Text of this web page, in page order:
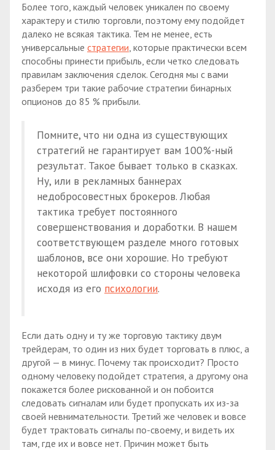
Более того, каждый человек уникален по своему
характеру и стилю торговли, поэтому ему подойдет
далеко не всякая тактика. Тем не менее, есть
универсальные стратегии, которые практически всем
способны принести прибыль, если четко следовать
правилам заключения сделок. Сегодня мы с вами
разберем три такие рабочие стратегии бинарных
опционов до 85 % прибыли.
Помните, что ни одна из существующих
стратегий не гарантирует вам 100%-ный
результат. Такое бывает только в сказках.
Ну, или в рекламных баннерах
недобросовестных брокеров. Любая
тактика требует постоянного
совершенствования и доработки. В нашем
соответствующем разделе много готовых
шаблонов, все они хорошие. Но требуют
некоторой шлифовки со стороны человека
исходя из его психологии.
Если дать одну и ту же торговую тактику двум
трейдерам, то один из них будет торговать в плюс, а
другой — в минус. Почему так происходит? Просто
одному человеку подойдет стратегия, а другому она
покажется более рискованной и он побоится
следовать сигналам или будет пропускать их из-за
своей невнимательности. Третий же человек и вовсе
будет трактовать сигналы по-своему, и видеть их
там, где их и вовсе нет. Причин может быть